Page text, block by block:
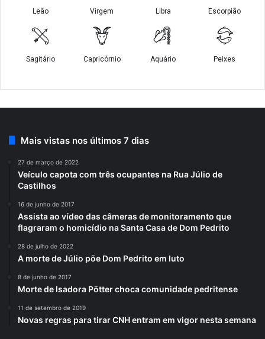
Mais vistas nos últimos 7 dias
27 de março de 2022
Veículo capota com três ocupantes na Rua Júlio de
Castilhos
16 de junho de 2017
Assista ao vídeo das câmeras de monitoramento que
flagraram o homicídio na Santa Casa de Dom Pedrito
28 de julho de 2022
A morte de Júlio põe Dom Pedrito em luto
8 de junho de 2017
Morte de Isadora Pötter choca comunidade pedritense
11 de setembro de 2019
Novas regras para tirar CNH entram em vigor nesta semana